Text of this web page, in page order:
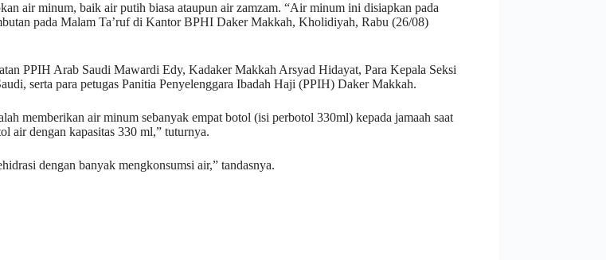
air minum, baik air putih biasa ataupun air zamzam. “Air minum ini disiapkan pada
pada Malam Ta’ruf di Kantor BPHI Daker Makkah, Kholidiyah, Rabu (26/08)
PPIH Arab Saudi Mawardi Edy, Kadaker Makkah Arsyad Hidayat, Para Kepala Seksi
serta para petugas Panitia Penyelenggara Ibadah Haji (PPIH) Daker Makkah.
memberikan air minum sebanyak empat botol (isi perbotol 330ml) kepada jamaah saat
air dengan kapasitas 330 ml,” tuturnya.
dengan banyak mengkonsumsi air,” tandasnya.